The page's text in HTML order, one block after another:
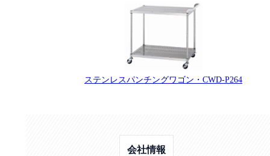
ステンレスパンチングワゴン・CWD-P264
会社情報